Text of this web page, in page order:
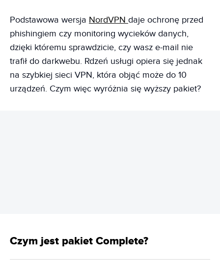
Podstawowa wersja NordVPN daje ochronę przed
phishingiem czy monitoring wycieków danych,
dzięki któremu sprawdzicie, czy wasz e-mail nie
trafił do darkwebu. Rdzeń usługi opiera się jednak
na szybkiej sieci VPN, która objąć może do 10
urządzeń. Czym więc wyróżnia się wyższy pakiet?
Czym jest pakiet Complete?